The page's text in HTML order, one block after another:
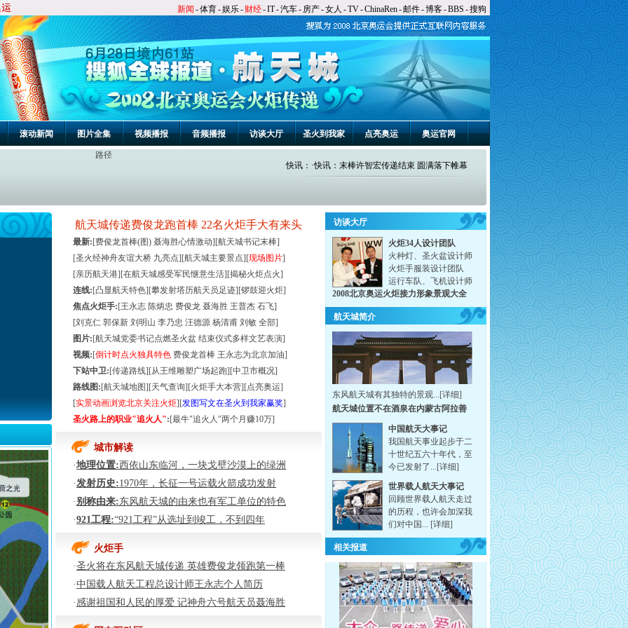
新闻 -体育-娱乐- 财经-IT-汽车- 房产-女人 -TV-ChinaRen-邮件-博客-BBS -搜狗
滚动新闻 图片全集 视频播报 音频播报 访谈大厅 圣火到我家 点亮奥运 奥运官网
路径
快讯 ： ·快讯：最后一棒火炬手许智宏开始传递
·快讯：圣火抵达传递最后一站101中学
(08/08 12:15) ★★
快讯：经济开发区传递结束 圣火赴终点101中
学
(08/08 11:20) ★★
快讯：北京第三日传递经济技术开发区路段开
(08/08 10:53) ★★
快讯：大兴区传递结束 圣火转场亦庄开发区
(08/08 10:06) ★★
快讯：国际超模杜鹃高举圣火参与传递
(08/08 10:00) ★★
快讯：著名主持人刘元元高举圣火参与传递
(08/08 09:53) ★★
快讯：雅典“火炬老人”之子那和利传递圣火
(08/08 09:43) ★★
快讯：大兴区传递开始 代区长李长友领跑首棒
(08/08 09:35) ★★
快讯：门头沟区传递结束 圣火将转场大兴区
(08/08 08:53) ★★
快讯：原女足国脚任丽萍高举圣火参与传递
(08/08 08:49) ★★
快讯：门头沟区传递开始 区长刘云广领跑首棒
(08/08 08:30) ★★
快讯：房山区传递结束 圣火将转场门头沟区
(08/08 07:18) ★★
快讯：北京第三日传递开始 冯巩领跑首棒
(08/08 07:04) ★★
快讯：北京第三日传递在周口店举行起跑仪式
(08/08 07:02) ★★
8日传递冯巩首棒 北大校长点圣火盆
(08/07 21:25) ★★★
快讯：宋祖英点燃圣火盆 今日传递圆满结束
(08/07 18:13) ★★
快讯：今日末棒火炬手宋祖英开始传递
(08/07 18:11) ★★
快讯：圣火抵达地坛公园 桑兰传递圣火
(08/07 18:10) ★★
快讯：通州段传递结束 圣火将赴地坛
航天城传递费俊龙跑首棒 22名火炬手大有来头
最新: [费俊龙首棒(图) 聂海胜心情激动][航天城书记末棒]
[圣火经神舟友谊大桥 九亮点][航天城主要景点][现场图片]
[亲历航天港][在航天城感受军民惬意生活][揭秘火炬点火]
连线: [凸显航天特色][攀发射塔历航天员足迹][锣鼓迎火炬]
焦点火炬手: [王永志 陈炳忠 费俊龙 聂海胜 王普杰 石飞]
[刘克仁 郭保新 刘明山 李乃忠 汪德源 杨清甫 刘敏 全部]
图片: [航天城党委书记点燃圣火盆 结束仪式多样文艺表演]
视频: [倒计时点火独具特色 费俊龙首棒 王永志为北京加油]
下站中卫: [传递路线][从王维雕塑广场起跑][中卫市概况]
路线图: [航天城地图][天气查询][火炬手大本营][点亮奥运]
[实景动画浏览北京关注火炬][发图写文在圣火到我家赢奖]
圣火路上的职业"追火人": [最牛"追火人"两个月赚10万]
城市解读
·地理位置:西依山东临河，一块戈壁沙漠上的绿洲
·发射历史:1970年，长征一号运载火箭成功发射
·别称由来:东风航天城的由来也有军工单位的特色
·921工程:“921工程”从选址到竣工，不到四年
火炬手
·圣火将在东风航天城传递 英雄费俊龙领跑第一棒
·中国载人航天工程总设计师王永志个人简历
· 感谢祖国和人民的厚爱 记神舟六号航天员聂海胜
访谈大厅
火炬34人设计团队
火种灯、圣火盆设计师
火炬手服装设计团队
运行车队、飞机设计师
2008北京奥运火炬接力形象景观大全
航天城简介
东风航天城有其独特的景观...[详细]
航天城位置不在酒泉在内蒙古阿拉善
中国航天大事记
我国航天事业起步于二
十世纪五六十年代，至
今已发射了... [详细]
世界载人航天大事记
回顾世界载人航天走过
的历程，也许会加深我
们对中国... [详细]
相关报道